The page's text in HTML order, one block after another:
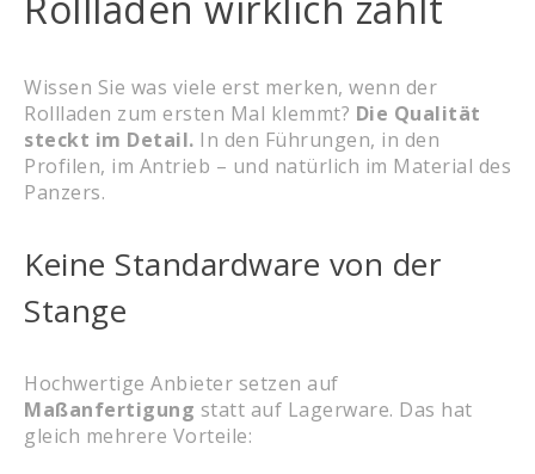
Wissen Sie was viele erst merken, wenn der
Rollladen zum ersten Mal klemmt? Die Qualität
steckt im Detail. In den Führungen, in den
Profilen, im Antrieb – und natürlich im Material des
Panzers.
Keine Standardware von der
Stange
Hochwertige Anbieter setzen auf
Maßanfertigung statt auf Lagerware. Das hat
gleich mehrere Vorteile: